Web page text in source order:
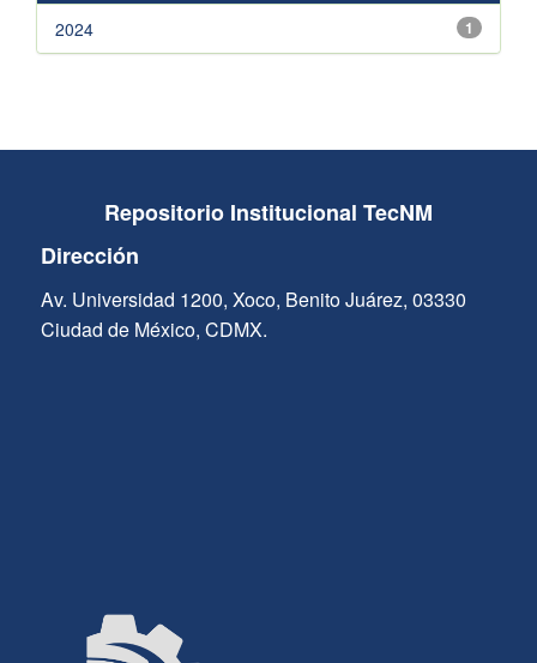
1
2024
Repositorio Institucional TecNM
Dirección
Av. Universidad 1200, Xoco, Benito Juárez, 03330
Ciudad de México, CDMX.